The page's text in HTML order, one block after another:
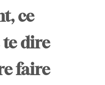
ce
te dire
faire